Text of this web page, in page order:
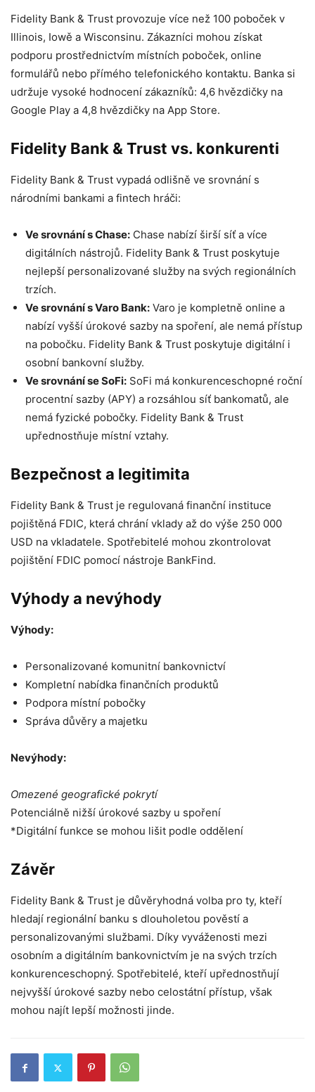
Fidelity Bank & Trust provozuje více než 100 poboček v
Illinois, Iowě a Wisconsinu. Zákazníci mohou získat
podporu prostřednictvím místních poboček, online
formulářů nebo přímého telefonického kontaktu. Banka si
udržuje vysoké hodnocení zákazníků: 4,6 hvězdičky na
Google Play a 4,8 hvězdičky na App Store.
Fidelity Bank & Trust vs. konkurenti
Fidelity Bank & Trust vypadá odlišně ve srovnání s
národními bankami a fintech hráči:
Ve srovnání s Chase: Chase nabízí širší síť a více
digitálních nástrojů. Fidelity Bank & Trust poskytuje
nejlepší personalizované služby na svých regionálních
trzích.
Ve srovnání s Varo Bank: Varo je kompletně online a
nabízí vyšší úrokové sazby na spoření, ale nemá přístup
na pobočku. Fidelity Bank & Trust poskytuje digitální i
osobní bankovní služby.
Ve srovnání se SoFi: SoFi má konkurenceschopné roční
procentní sazby (APY) a rozsáhlou síť bankomatů, ale
nemá fyzické pobočky. Fidelity Bank & Trust
upřednostňuje místní vztahy.
Bezpečnost a legitimita
Fidelity Bank & Trust je regulovaná finanční instituce
pojištěná FDIC, která chrání vklady až do výše 250 000
USD na vkladatele. Spotřebitelé mohou zkontrolovat
pojištění FDIC pomocí nástroje BankFind.
Výhody a nevýhody
Výhody:
Personalizované komunitní bankovnictví
Kompletní nabídka finančních produktů
Podpora místní pobočky
Správa důvěry a majetku
Nevýhody:
Omezené geografické pokrytí
Potenciálně nižší úrokové sazby u spoření
*Digitální funkce se mohou lišit podle oddělení
Závěr
Fidelity Bank & Trust je důvěryhodná volba pro ty, kteří
hledají regionální banku s dlouholetou pověstí a
personalizovanými službami. Díky vyváženosti mezi
osobním a digitálním bankovnictvím je na svých trzích
konkurenceschopný. Spotřebitelé, kteří upřednostňují
nejvyšší úrokové sazby nebo celostátní přístup, však
mohou najít lepší možnosti jinde.